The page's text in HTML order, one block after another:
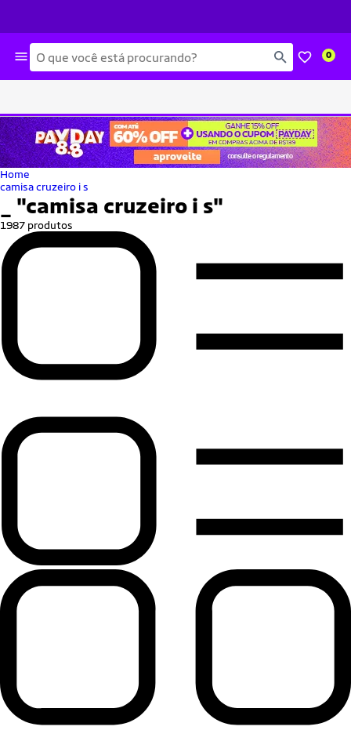
Busca 0
Home
camisa cruzeiro i s
"camisa cruzeiro i s"
1987 produtos